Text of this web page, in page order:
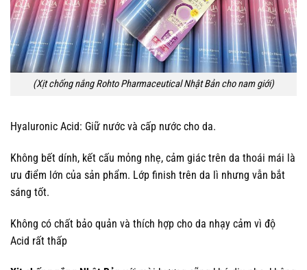
(Xịt chống nắng Rohto Pharmaceutical Nhật Bản cho nam giới)
Hyaluronic Acid: Giữ nước và cấp nước cho da.
Không bết dính, kết cấu mỏng nhẹ, cảm giác trên da thoái mái là
ưu điểm lớn của sản phẩm. Lớp finish trên da lì nhưng vẫn bắt
sáng tốt.
Không có chất bảo quản và thích hợp cho da nhạy cảm vì độ
Acid rất thấp